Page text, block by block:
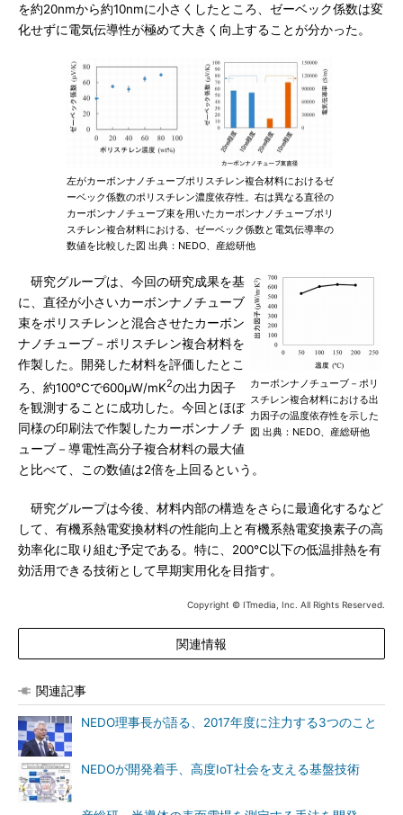
を約20nmから約10nmに小さくしたところ、ゼーベック係数は変
化せずに電気伝導性が極めて大きく向上することが分かった。
左がカーボンナノチューブポリスチレン複合材料におけるゼ
ーベック係数のポリスチレン濃度依存性。右は異なる直径の
カーボンナノチューブ束を用いたカーボンナノチューブポリ
スチレン複合材料における、ゼーベック係数と電気伝導率の
数値を比較した図 出典：NEDO、産総研他
カーボンナノチューブ－ポリ
スチレン複合材料における出
力因子の温度依存性を示した
図 出典：NEDO、産総研他
研究グループは、今回の研究成果を基
に、直径が小さいカーボンナノチューブ
束をポリスチレンと混合させたカーボン
ナノチューブ－ポリスチレン複合材料を
作製した。開発した材料を評価したとこ
ろ、約100℃で600μW/mK2の出力因子
を観測することに成功した。今回とほぼ
同様の印刷法で作製したカーボンナノチ
ューブ－導電性高分子複合材料の最大値
と比べて、この数値は2倍を上回るという。
研究グループは今後、材料内部の構造をさらに最適化するなど
して、有機系熱電変換材料の性能向上と有機系熱電変換素子の高
効率化に取り組む予定である。特に、200℃以下の低温排熱を有
効活用できる技術として早期実用化を目指す。
Copyright © ITmedia, Inc. All Rights Reserved.
関連情報
関連記事
NEDO理事長が語る、2017年度に注力する3つのこと
NEDOが開発着手、高度IoT社会を支える基盤技術